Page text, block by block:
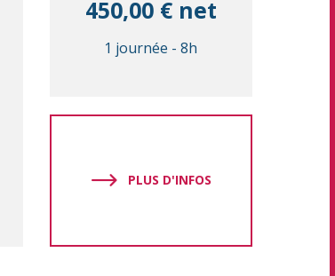
450,00 € net
1 journée -8h
PLUS D'INFOS